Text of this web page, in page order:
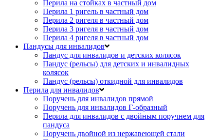
Перила на стойках в частный дом
Перила 1 ригель в частный дом
Перила 2 ригеля в частный дом
Перила 3 ригеля в частный дом
Перила 4 ригеля в частный дом
Пандусы для инвалидов
Пандус для инвалидов и детских колясок
Пандус (рельсы) для детских и инвалидных
колясок
Пандус (рельсы) откидной для инвалидов
Перила для инвалидов
Поручень для инвалидов прямой
Поручень для инвалидов Г-образный
Перила для инвалидов с двойным поручнем для
пандуса
Поручень двойной из нержавеющей стали